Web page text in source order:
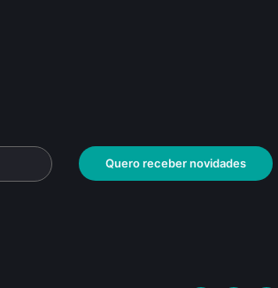
Quero receber novidades